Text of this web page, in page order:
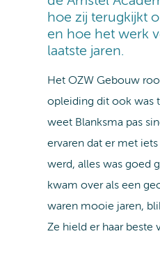
hoe zij terugkijkt
en hoe het werk
laatste jaren.
Het OZW Gebouw
opleiding dit ook was
weet Blanksma pas
ervaren dat er met
werd, alles was goed
kwam over als een
waren mooie jaren,
Ze hield er haar beste